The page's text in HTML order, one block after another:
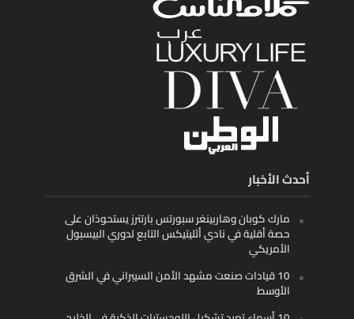
أحدث الأخبار
مارك كوبان وهاربينغر سبورتس بارتنرز يستحوذان على
حصة أقلية في نادي أثليتيكس التابع لدوري البيسبول
الأمريكي
10 قيادات صنعت مشهد الأمن السيبراني في الشرق
الأوسط